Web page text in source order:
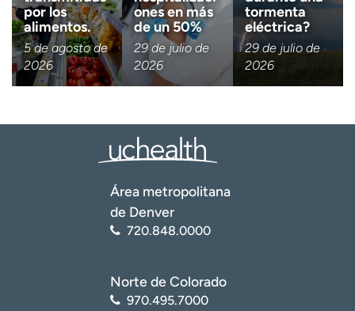
por los
alimentos.
5 de agosto de
2026
ones en más
de un 50%
29 de julio de
2026
tormenta
eléctrica?
29 de julio de
2026
Área metropolitana
de Denver
720.848.0000
Norte de Colorado
970.495.7000